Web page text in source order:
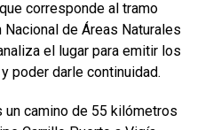
corresponde al tramo
de Áreas Naturales
el lugar para emitir los
poder darle continuidad.
camino de 55 kilómetros